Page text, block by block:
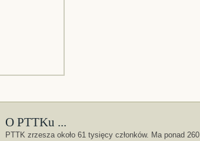
O PTTKu ...
PTTK zrzesza około 61 tysięcy członków. Ma ponad 260